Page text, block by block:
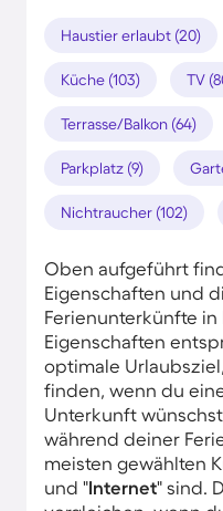
Haustier erlaubt (20)
Küche (103) TV
Terrasse/Balkon (64)
Parkplatz (9)
Nichtraucher (102)
Oben aufgeführt
Eigenschaften und
Ferienunterkünfte in
Eigenschaften
optimale
finden, wenn du
Unterkunft
während deiner
meisten gewählten
und "Internet" sind.